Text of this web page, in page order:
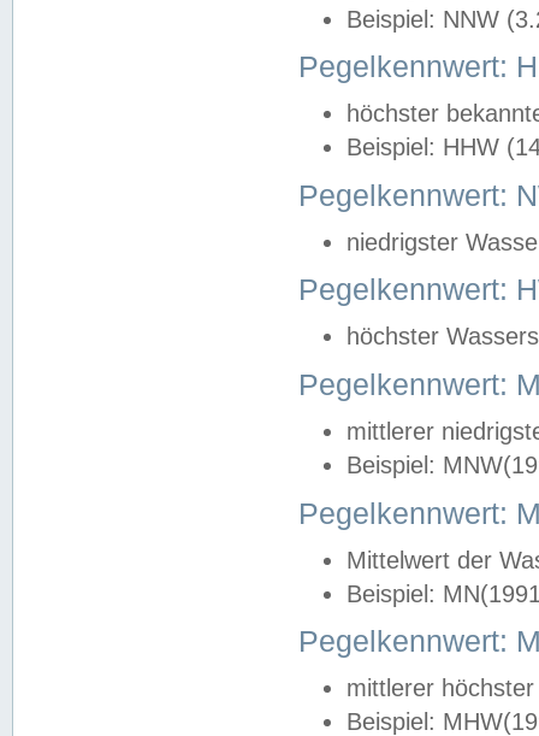
Beispiel: NNW
Pegelkennwert:
höchster
Beispiel: HHW
Pegelkennwert:
niedrigster
Pegelkennwert:
höchster
Pegelkennwert:
mittlerer
Beispiel:
Pegelkennwert:
Mittelwert der
Beispiel:
Pegelkennwert:
mittlerer
Beispiel: